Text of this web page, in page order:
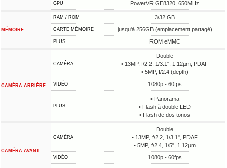
GPU PowerVR GE8320, 650MHz
MÉMOIRE
RAM / ROM 3/32 GB
CARTE MÉMOIRE jusqu'à 256GB (emplacement partagé)
PLUS ROM eMMC
CAMÉRA ARRIÈRE
CAMÉRA
Double
• 13MP, f/2.2, 1/3.1", 1.12µm, PDAF
• 5MP, f/2.4 (depth)
VIDÉO 1080p - 60fps
PLUS
• Panorama
• Flash à double LED
• Flash de dos tonos
CAMÉRA AVANT
CAMÉRA
Double
• 13MP, f/2.2, 1/3.1", PDAF
• 5MP, f/2.4, 1/5", 1.12µm
VIDÉO 1080p - 60fps